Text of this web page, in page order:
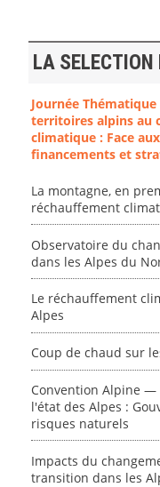
en
- État des
en
électronique ]
de
[
0000
LA
Journée
territoires alpins au
climatique : Face
financements et
La montagne, en
réchauffement
Observatoire du
dans les Alpes du
Le réchauffement
Alpes
Coup de chaud sur
Convention Alpine —
l'état des Alpes :
risques naturels
Impacts du
transition dans les